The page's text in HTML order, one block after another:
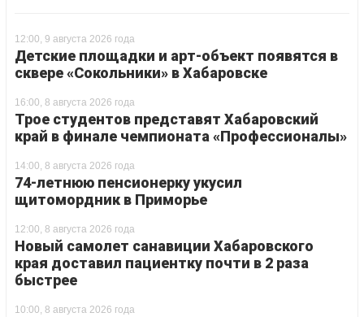
12:00, 9 августа 2026 года
Детские площадки и арт-объект появятся в
сквере «Сокольники» в Хабаровске
16:00, 8 августа 2026 года
Трое студентов представят Хабаровский
край в финале чемпионата «Профессионалы»
14:00, 8 августа 2026 года
74-летнюю пенсионерку укусил
щитомордник в Приморье
12:00, 8 августа 2026 года
Новый самолет санавиции Хабаровского
края доставил пациентку почти в 2 раза
быстрее
10:00, 8 августа 2026 года